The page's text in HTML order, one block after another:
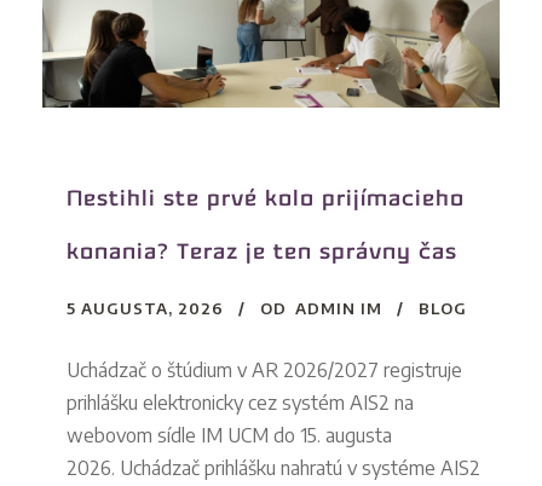
Nestihli ste prvé kolo prijímacieho
konania? Teraz je ten správny čas
5 AUGUSTA, 2026 OD ADMIN IM BLOG
Uchádzač o štúdium v AR 2026/2027 registruje
prihlášku elektronicky cez systém AIS2 na
webovom sídle IM UCM do 15. augusta
2026. Uchádzač prihlášku nahratú v systéme AIS2